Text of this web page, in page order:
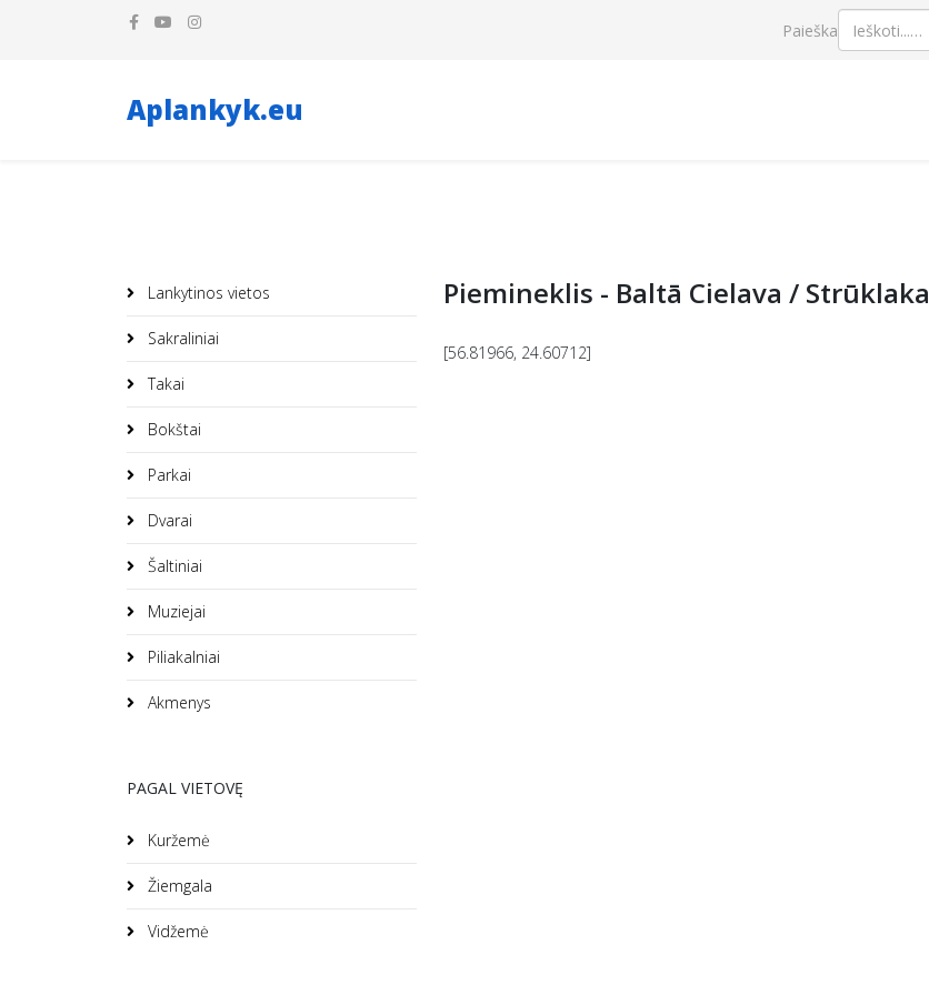
Paieška
Aplankyk.eu
Lankytinos vietos
Sakraliniai
Takai
Bokštai
Parkai
Dvarai
Šaltiniai
Muziejai
Piliakalniai
Akmenys
PAGAL VIETOVĘ
Kuržemė
Žiemgala
Vidžemė
Piemineklis - Baltā Cielava / Strūklaka
[56.81966, 24.60712]